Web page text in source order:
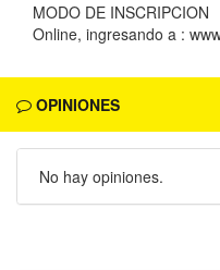
MODO DE INSCRIPCION
Online, ingresando a :
OPINIONES
No hay opiniones.